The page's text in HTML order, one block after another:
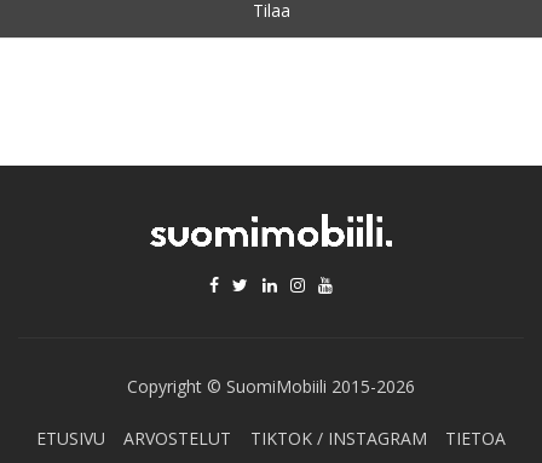
Copyright © SuomiMobiili 2015-2026
ETUSIVU ARVOSTELUT TIKTOK / INSTAGRAM TIETOA